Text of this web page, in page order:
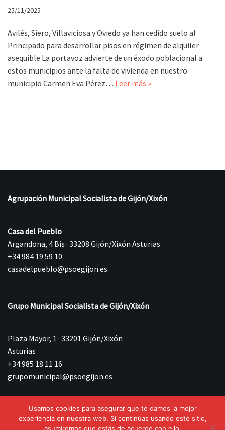
25/11/2025
Avilés, Siero, Villaviciosa y Oviedo ya han cedido suelo al
Principado para desarrollar pisos en régimen de alquiler
asequible La portavoz advierte de un éxodo poblacional a
estos municipios ante la falta de vivienda en nuestro
municipio Carmen Eva Pérez… Leer más »
Agrupación Municipal Socialista de Gijón/Xixón
Casa del Pueblo
Argandona, 4 Bis · 33208 Gijón/Xixón Asturias
+34 984 19 59 10
casadelpueblo@psoegijon.es
Grupo Municipal Socialista de Gijón/Xixón
Plaza Mayor, 1 · 33201 Gijón/Xixón
Asturias
+34 985 18 11 16
grupomunicipal@psoegijon.es
©{current_year} Agrupación Municipal Socialista de
Gijón/Xixón.
Usamos cookies para asegurar que te damos la mejor
experiencia en nuestra web. Si continúas usando este sitio,